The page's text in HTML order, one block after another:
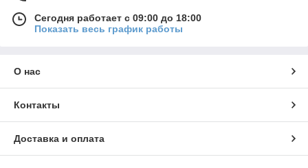
Сегодня работает с 09:00 до 18:00
Показать весь график работы
О нас
Контакты
Доставка и оплата